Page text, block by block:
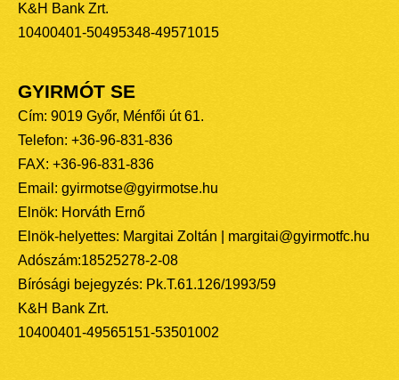
K&H Bank Zrt.
10400401-50495348-49571015
GYIRMÓT SE
Cím: 9019 Győr, Ménfői út 61.
Telefon: +36-96-831-836
FAX: +36-96-831-836
Email: gyirmotse@gyirmotse.hu
Elnök: Horváth Ernő
Elnök-helyettes: Margitai Zoltán | margitai@gyirmotfc.hu
Adószám:18525278-2-08
Bírósági bejegyzés: Pk.T.61.126/1993/59
K&H Bank Zrt.
10400401-49565151-53501002